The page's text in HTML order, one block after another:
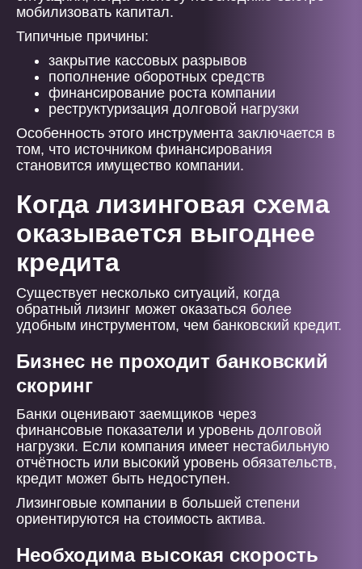
мобилизовать капитал.
Типичные причины:
закрытие кассовых разрывов
пополнение оборотных средств
финансирование роста компании
реструктуризация долговой нагрузки
Особенность этого инструмента заключается в
том, что источником финансирования
становится имущество компании.
Когда лизинговая схема
оказывается выгоднее
кредита
Существует несколько ситуаций, когда
обратный лизинг может оказаться более
удобным инструментом, чем банковский кредит.
Бизнес не проходит банковский
скоринг
Банки оценивают заемщиков через
финансовые показатели и уровень долговой
нагрузки. Если компания имеет нестабильную
отчётность или высокий уровень обязательств,
кредит может быть недоступен.
Лизинговые компании в большей степени
ориентируются на стоимость актива.
Необходима высокая скорость